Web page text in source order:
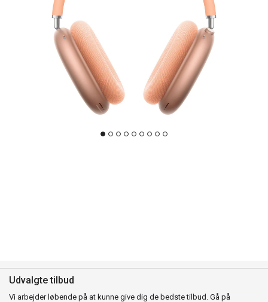
Udvalgte tilbud
Vi arbejder løbende på at kunne give dig de bedste tilbud. Gå på